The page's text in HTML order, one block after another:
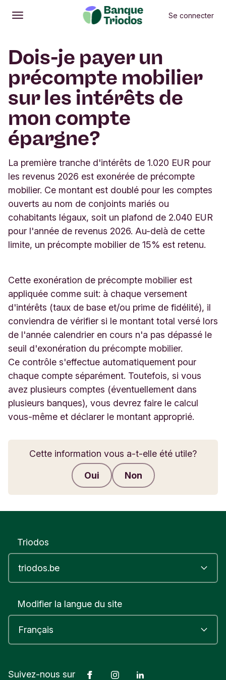
Ouvrir
Menu principal Se connecter
Dois-je payer un
précompte mobilier
sur les intérêts de
mon compte
épargne?
La première tranche d'intérêts de 1.020 EUR pour
les revenus 2026 est exonérée de précompte
mobilier. Ce montant est doublé pour les comptes
ouverts au nom de conjoints mariés ou
cohabitants légaux, soit un plafond de 2.040 EUR
pour l'année de revenus 2026. Au-delà de cette
limite, un précompte mobilier de 15% est retenu.
Cette exonération de précompte mobilier est
appliquée comme suit: à chaque versement
d'intérêts (taux de base et/ou prime de fidélité), il
conviendra de vérifier si le montant total versé lors
de l'année calendrier en cours n'a pas dépassé le
seuil d'exonération du précompte mobilier.
Ce contrôle s'effectue automatiquement pour
chaque compte séparément. Toutefois, si vous
avez plusieurs comptes (éventuellement dans
plusieurs banques), vous devrez faire le calcul
vous-même et déclarer le montant approprié.
Cette information vous a-t-elle été utile?
Oui Non
Triodos
Modifier la langue du site
Suivez-nous sur FacebookInstagram